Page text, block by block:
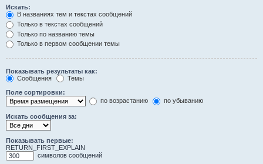
Искать:
В названиях тем и текстах сообщений
Только в текстах сообщений
Только по названию темы
Только в первом сообщении темы
Показывать результаты как:
Сообщения
Темы
Поле сортировки:
по возрастанию
по убыванию
Искать сообщения за:
Показывать первые:
RETURN_FIRST_EXPLAIN
символов сообщений